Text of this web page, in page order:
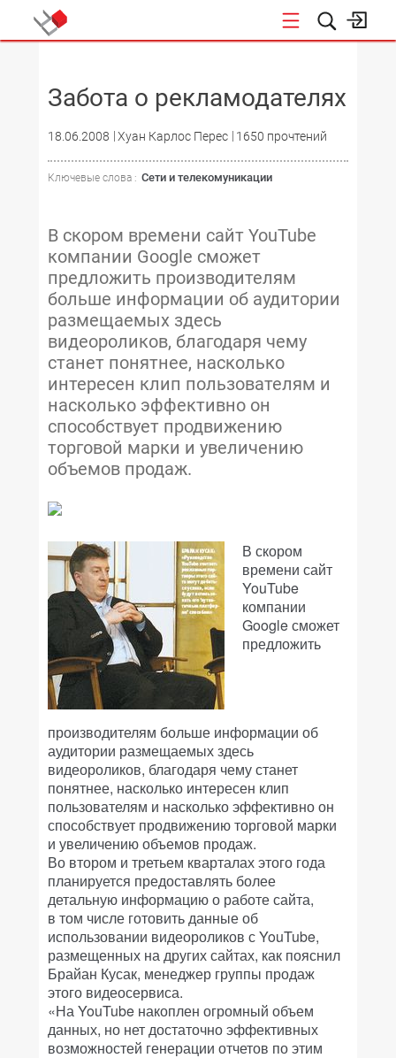
Забота о рекламодателях
18.06.2008 Хуан Карлос Перес 1650 прочтений
Ключевые слова : Сети и телекомуникации
В скором времени сайт YouTube
компании Google сможет
предложить производителям
больше информации об аудитории
размещаемых здесь
видеороликов, благодаря чему
станет понятнее, насколько
интересен клип пользователям и
насколько эффективно он
способствует продвижению
торговой марки и увеличению
объемов продаж.
В скором
времени сайт
YouTube
компании
Google сможет
предложить
производителям больше информации об
аудитории размещаемых здесь
видеороликов, благодаря чему станет
понятнее, насколько интересен клип
пользователям и насколько эффективно он
способствует продвижению торговой марки
и увеличению объемов продаж.
Во втором и третьем кварталах этого года
планируется предоставлять более
детальную информацию о работе сайта,
в том числе готовить данные об
использовании видеороликов с YouTube,
размещенных на других сайтах, как пояснил
Брайан Кусак, менеджер группы продаж
этого видеосервиса.
«На YouTube накоплен огромный объем
данных, но нет достаточно эффективных
возможностей генерации отчетов по этим